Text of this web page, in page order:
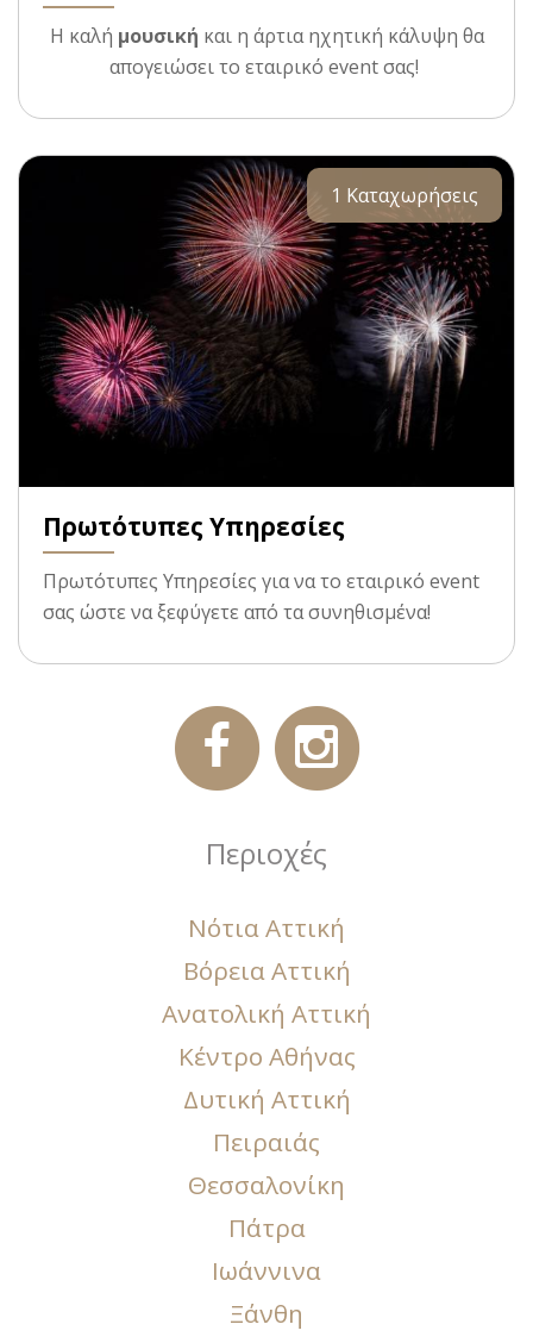
Η καλή μουσική και η άρτια ηχητική κάλυψη θα
απογειώσει το εταιρικό event σας!
1 Καταχωρήσεις
Πρωτότυπες Υπηρεσίες
Πρωτότυπες Υπηρεσίες για να το εταιρικό event
σας ώστε να ξεφύγετε από τα συνηθισμένα!
Περιοχές
Νότια Αττική
Βόρεια Αττική
Ανατολική Αττική
Κέντρο Αθήνας
Δυτική Αττική
Πειραιάς
Θεσσαλονίκη
Πάτρα
Ιωάννινα
Ξάνθη